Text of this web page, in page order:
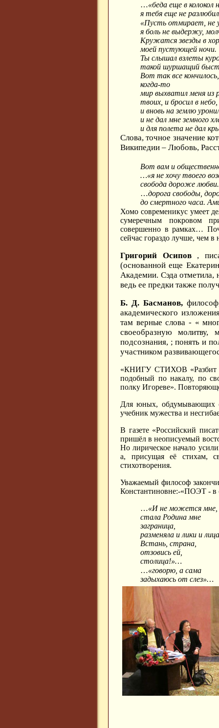
…«беда еще в колокол
я тебя еще не
«Пусть отмирает, не
я боль не выдержу,
Кружатся звезды в
моей пустующей ночи.
Ты слышал взлеты
такой шуршащий
Вот так все кончилось,
когда-то
мир выхватил меня из
твоих, и бросил в небо,
и вновь на землю
и не дал мне земного
и для полета не дал
Слова, точное значение
Википедии – Любовь,
Вот вам и
…«я не хочу твоего
свобода дороже
…дорога свободы,
до смертного часа.
Хомо современикус умеет
сумеречным покровом
совершенно в рамках…
сейчас гораздо лучше, чем в
Григорий Осипов
,
(основанной еще
Академии. Сэда отметила,
ведь ее предки также
Б. Д. Басманов,
академического
там верные слова - «
своеобразную молитву,
подсознания, ; понять и
участником
«КНИГУ СТИХОВ «Разбит
подобный по накалу, по
полку Игореве».
Для юных, обдумывающих
учебник мужества и
В газете «Российский
пришёл в неописуемый
Но лирическое начало
а, присущая её стихам,
стихотворения.
Уважаемый философ
Константиновне:-«ПОЭТ -
…«И не можется мне,
стала Родина мне
заграница,
разменяла и лики и
Встань, страна,
отзовись ей,
столица!»…
…«говорю, а сама
задыхаюсь от слез»…